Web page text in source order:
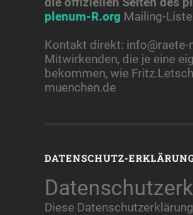
plenum-R.org Mailing-
Kontakt direkt: info@raete-
Mitwirkenden, die je eine
bekommen, wie
muenchen.de
DATENSCHUTZ-
Diese